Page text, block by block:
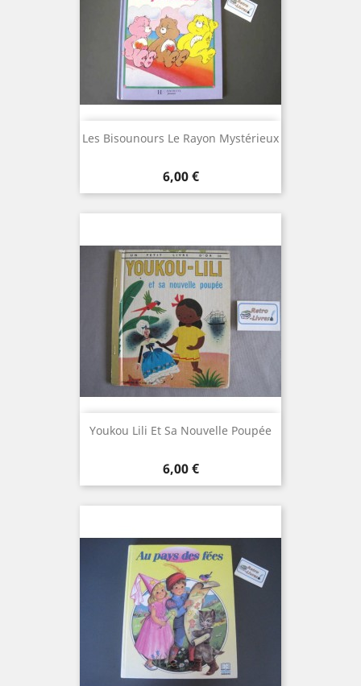
Les Bisounours Le Rayon Mystérieux
Prix
6,00 €
Youkou Lili Et Sa Nouvelle Poupée
Prix
6,00 €